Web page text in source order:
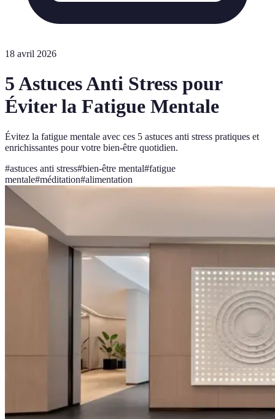
18 avril 2026
5 Astuces Anti Stress pour
Éviter la Fatigue Mentale
Évitez la fatigue mentale avec ces 5 astuces anti stress pratiques et
enrichissantes pour votre bien-être quotidien.
#astuces anti stress#bien-être mental#fatigue
mentale#méditation#alimentation